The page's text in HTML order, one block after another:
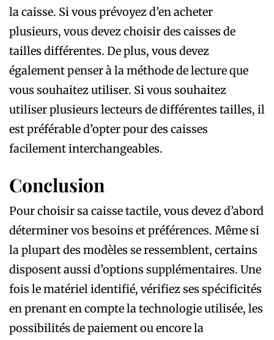
la caisse. Si vous prévoyez d’en acheter
plusieurs, vous devez choisir des caisses de
tailles différentes. De plus, vous devez
également penser à la méthode de lecture que
vous souhaitez utiliser. Si vous souhaitez
utiliser plusieurs lecteurs de différentes tailles, il
est préférable d’opter pour des caisses
facilement interchangeables.
Conclusion
Pour choisir sa caisse tactile, vous devez d’abord
déterminer vos besoins et préférences. Même si
la plupart des modèles se ressemblent, certains
disposent aussi d’options supplémentaires. Une
fois le matériel identifié, vérifiez ses spécificités
en prenant en compte la technologie utilisée, les
possibilités de paiement ou encore la